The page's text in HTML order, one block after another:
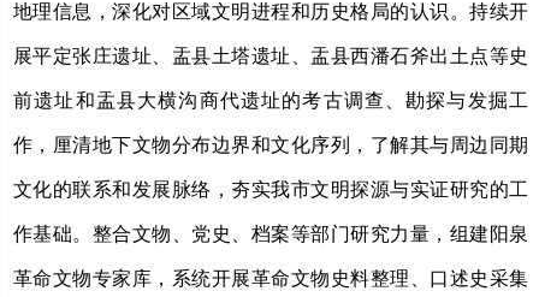
地理信息，深化对区域文明进程和历史格局的认识。持续开
展平定张庄遗址、盂县土塔遗址、盂县西潘石斧出土点等史
前遗址和盂县大横沟商代遗址的考古调查、勘探与发掘工
作，厘清地下文物分布边界和文化序列，了解其与周边同期
文化的联系和发展脉络，夯实我市文明探源与实证研究的工
作基础。整合文物、党史、档案等部门研究力量，组建阳泉
革命文物专家库，系统开展革命文物史料整理、口述史采集